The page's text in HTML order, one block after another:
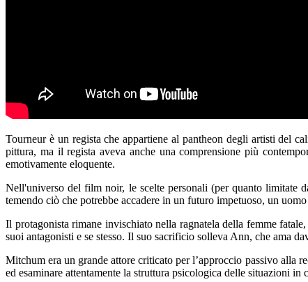
Tourneur è un regista che appartiene al pantheon degli artisti del
pittura, ma il regista aveva anche una comprensione più
emotivamente eloquente.
Nell'universo del film noir, le scelte personali (per quanto limitate
temendo ciò che potrebbe accadere in un futuro impetuoso, un
Il protagonista rimane invischiato nella ragnatela della femme
suoi antagonisti e se stesso. Il suo sacrificio solleva Ann, che ama
Mitchum era un grande attore criticato per l’approccio passivo alla
ed esaminare attentamente la struttura psicologica delle situazioni in